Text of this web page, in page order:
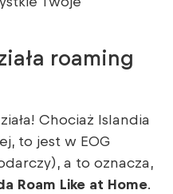
roaming
Chociaż Islandia
to jest w EOG
a to oznacza,
Roam Like at Home.